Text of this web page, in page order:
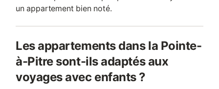
un appartement bien noté.
Les appartements dans la Pointe-
à-Pitre sont-ils adaptés aux
voyages avec enfants ?